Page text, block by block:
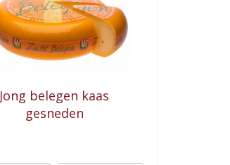
Jong belegen kaas
gesneden